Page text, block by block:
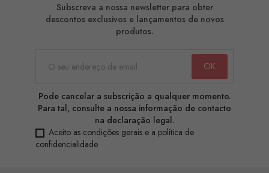
Subscreva a nossa newsletter para obter
descontos exclusivos e lançamentos de novos
produtos.
Pode cancelar a subscrição a qualquer momento.
Para tal, consulte a nossa informação de contacto
na declaração legal.
Aceito as condições gerais e a política de
confidencialidade